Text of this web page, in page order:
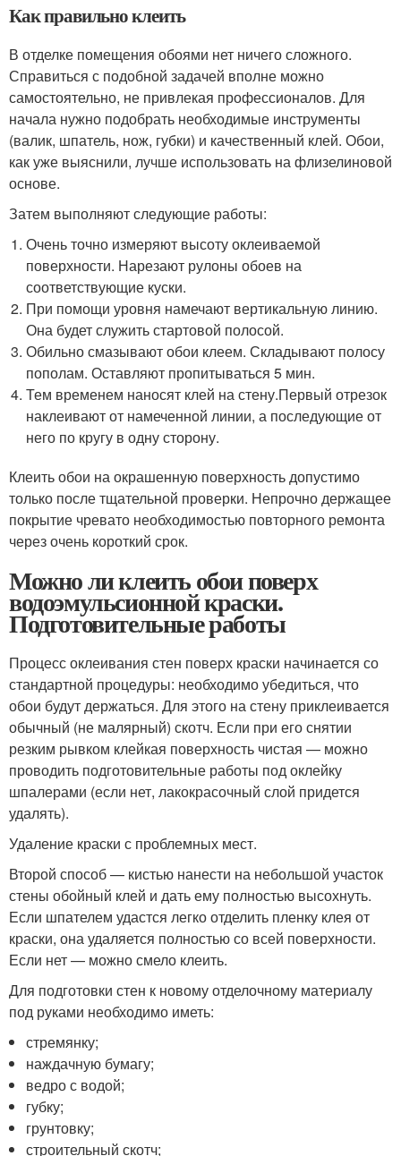
Как правильно клеить
В отделке помещения обоями нет ничего сложного.
Справиться с подобной задачей вполне можно
самостоятельно, не привлекая профессионалов. Для
начала нужно подобрать необходимые инструменты
(валик, шпатель, нож, губки) и качественный клей. Обои,
как уже выяснили, лучше использовать на флизелиновой
основе.
Затем выполняют следующие работы:
Очень точно измеряют высоту оклеиваемой
поверхности. Нарезают рулоны обоев на
соответствующие куски.
При помощи уровня намечают вертикальную линию.
Она будет служить стартовой полосой.
Обильно смазывают обои клеем. Складывают полосу
пополам. Оставляют пропитываться 5 мин.
Тем временем наносят клей на стену.Первый отрезок
наклеивают от намеченной линии, а последующие от
него по кругу в одну сторону.
Клеить обои на окрашенную поверхность допустимо
только после тщательной проверки. Непрочно держащее
покрытие чревато необходимостью повторного ремонта
через очень короткий срок.
Можно ли клеить обои поверх
водоэмульсионной краски.
Подготовительные работы
Процесс оклеивания стен поверх краски начинается со
стандартной процедуры: необходимо убедиться, что
обои будут держаться. Для этого на стену приклеивается
обычный (не малярный) скотч. Если при его снятии
резким рывком клейкая поверхность чистая — можно
проводить подготовительные работы под оклейку
шпалерами (если нет, лакокрасочный слой придется
удалять).
Удаление краски с проблемных мест.
Второй способ — кистью нанести на небольшой участок
стены обойный клей и дать ему полностью высохнуть.
Если шпателем удастся легко отделить пленку клея от
краски, она удаляется полностью со всей поверхности.
Если нет — можно смело клеить.
Для подготовки стен к новому отделочному материалу
под руками необходимо иметь:
стремянку;
наждачную бумагу;
ведро с водой;
губку;
грунтовку;
строительный скотч;